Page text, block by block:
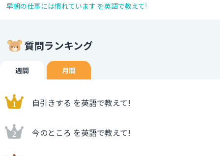
早朝の仕事には慣れています を英語で教えて!
質問ランキング
週間 月間
自引きする を英語で教えて!
今のところ を英語で教えて!